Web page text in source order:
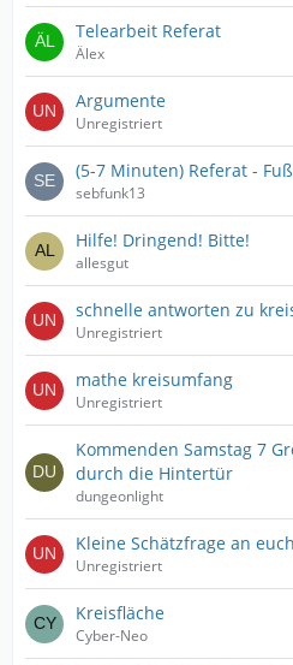
Telearbeit Referat
Älex
Argumente
Unregistriert
(5-7 Minuten) Referat -
sebfunk13
Hilfe! Dringend! Bitte!
allesgut
schnelle antworten zu
Unregistriert
mathe kreisumfang
Unregistriert
Kommenden Samstag 7
durch die Hintertür
dungeonlight
Kleine Schätzfrage an
Unregistriert
Kreisfläche
Cyber-Neo